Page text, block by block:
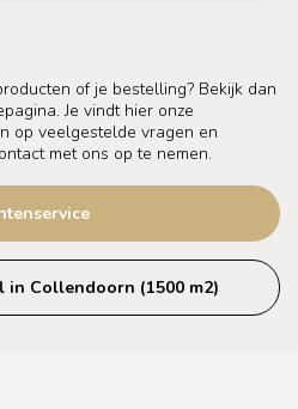
of je bestelling? Bekijk dan
Je vindt hier onze
op veelgestelde vragen en
met ons op te nemen.
in Collendoorn (1500 m2)